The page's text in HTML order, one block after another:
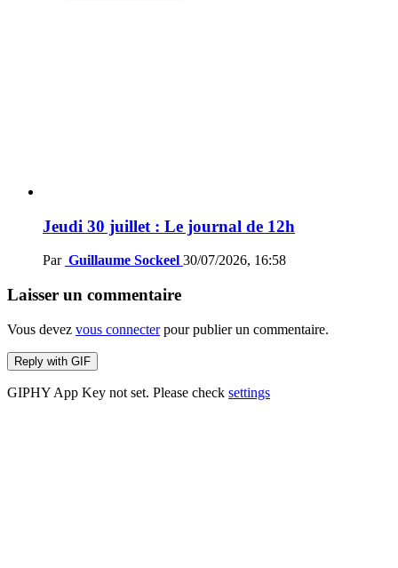
Jeudi 30 juillet : Le journal de 12h
Par Guillaume Sockeel 30/07/2026, 16:58
Laisser un commentaire
Vous devez vous connecterpour publier un commentaire.
Reply with GIF
GIPHY App Key not set. Please check settings